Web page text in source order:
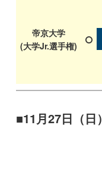
帝京大学
(大学Jr.選手権)
11月27日（日）